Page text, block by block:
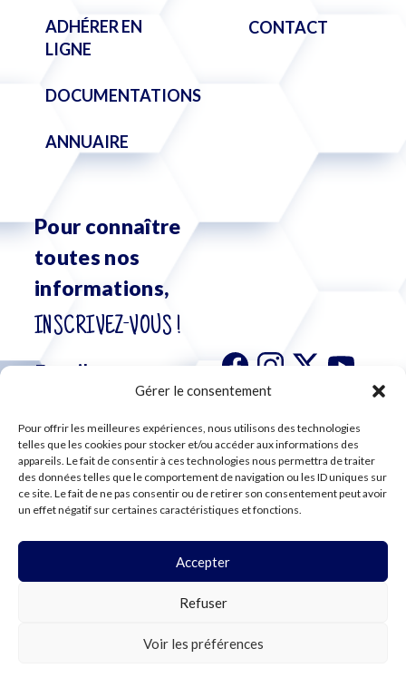
Gérer le consentement
Pour offrir les meilleures expériences, nous utilisons des technologies
telles que les cookies pour stocker et/ou accéder aux informations des
appareils. Le fait de consentir à ces technologies nous permettra de traiter
des données telles que le comportement de navigation ou les ID uniques sur
ce site. Le fait de ne pas consentir ou de retirer son consentement peut avoir
un effet négatif sur certaines caractéristiques et fonctions.
Accepter
Refuser
Voir les préférences
ADHÉRER EN
LIGNE
DOCUMENTATIONS
ANNUAIRE
CONTACT
Pour connaître
toutes nos
informations,
INSCRIVEZ-VOUS !
S'abonner à
notre
newsletter
COOKIES